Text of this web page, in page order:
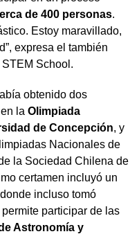
de 400 personas.
Estoy maravillado,
expresa el también
School.
obtenido dos
la Olimpiada
de Concepción, y
Nacionales de
la Sociedad Chilena de
certamen incluyó un
incluso tomó
participar de las
Astronomía y